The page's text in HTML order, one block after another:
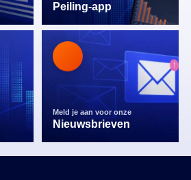
Peiling-app
Meld je aan voor onze
Nieuwsbrieven